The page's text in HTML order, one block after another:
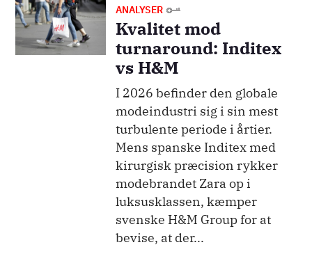
Billede ANALYSER
Kvalitet mod
turnaround: Inditex
vs H&M
I 2026 befinder den globale
modeindustri sig i sin mest
turbulente periode i årtier.
Mens spanske Inditex med
kirurgisk præcision rykker
modebrandet Zara op i
luksusklassen, kæmper
svenske H&M Group for at
bevise, at der...